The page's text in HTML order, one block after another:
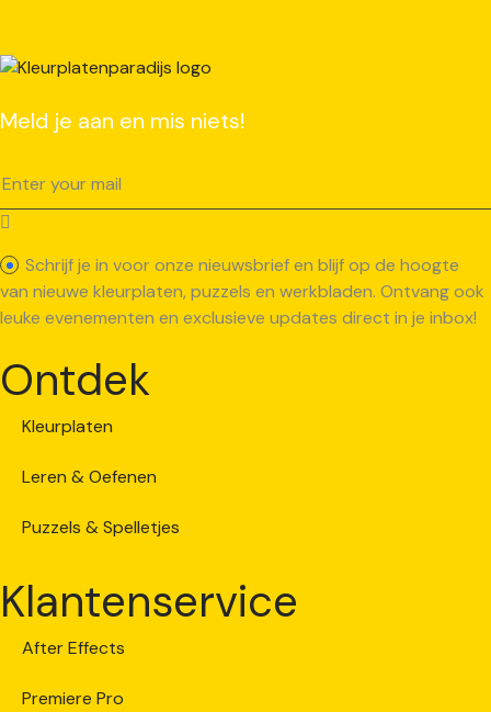
Meld je aan en mis niets!
Schrijf je in voor onze nieuwsbrief en blijf op de hoogte
van nieuwe kleurplaten, puzzels en werkbladen. Ontvang ook
leuke evenementen en exclusieve updates direct in je inbox!
Ontdek
Kleurplaten
Leren & Oefenen
Puzzels & Spelletjes
Klantenservice
After Effects
Premiere Pro